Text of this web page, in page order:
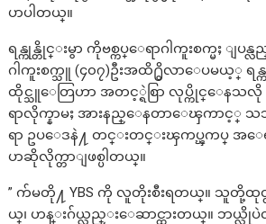
ပာပါတယ္။
ရန္ကုန္တိုင္းမွာ ကိုဗစ္ကပ္ေရာဂါကူးစက္မႈ ျပန္
ဂါကူးစက္သူ (၄၀၇)ဦးအထိ႐ွိလာေပမယ့္ ရ
ထိုင္သူေတြဟာ အတင့္ရဲစြာ လုပ္ကိုင္ေနသ
ရာလိုက္နာမႈ အားနည္ေနတာေၾကာင့္ သ
ရာ ဥပ​ေဒနဲ႔ တင္းတင္းၾကပ္ၾကပ္ အ​ေ
ပာဆိုလိုက္တာျဖစ္ပါတယ္။
” က်မတို႔ YBS ကို လူတိုးစီးရတယ္။ သူတို့ထုတ္
ယ္၊ ဟန္းဂ်ယ္လည္းေဆာင္ထားတယ္။ ဘယ္လိုပဲ